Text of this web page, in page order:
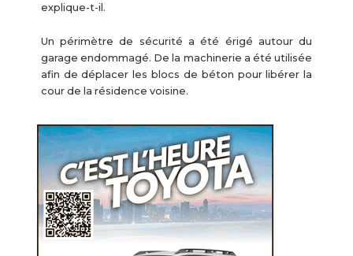
explique-t-il.
Un périmètre de sécurité a été érigé autour du
garage endommagé. De la machinerie a été utilisée
afin de déplacer les blocs de béton pour libérer la
cour de la résidence voisine.